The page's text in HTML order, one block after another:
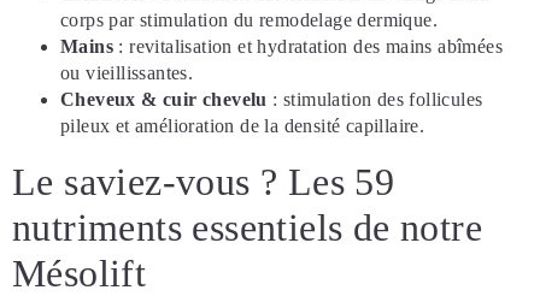
corps par stimulation du remodelage dermique.
Mains : revitalisation et hydratation des mains abîmées
ou vieillissantes.
Cheveux & cuir chevelu : stimulation des follicules
pileux et amélioration de la densité capillaire.
Le saviez-vous ? Les 59
nutriments essentiels de notre
Mésolift